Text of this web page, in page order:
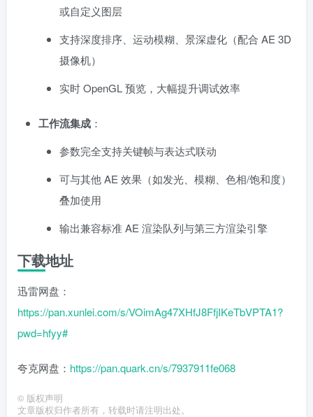
或自定义图层
支持深度排序、运动模糊、景深虚化（配合 AE 3D
摄像机）
实时 OpenGL 预览，大幅提升调试效率
工作流集成 ：
参数完全支持关键帧与表达式联动
可与其他 AE 效果（如发光、模糊、色相/饱和度）
叠加使用
输出兼容标准 AE 渲染队列与第三方渲染引擎
下载地址
迅雷网盘：
https://pan.xunlei.com/s/VOimAg47XHfJ8FfjIKeTbVPTA1?
pwd=hfyy#
夸克网盘： https://pan.quark.cn/s/7937911fe068
© 版权声明
文章版权归作者所有，转载时请注明出处。